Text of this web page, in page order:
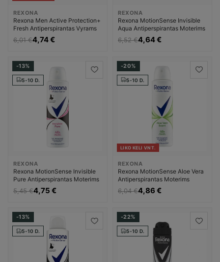
REXONA
Rexona Men Active Protection+
Fresh Antiperspirantas Vyrams
6,01 €4,74 €
REXONA
Rexona MotionSense Invisible
Aqua Antiperspirantas Moterims
6,52 €4,64 €
-13%
5-10 D.
REXONA
Rexona MotionSense Invisible
Pure Antiperspirantas Moterims
5,45 €4,75 €
-20%
5-10 D.
LIKO KELI VNT.
REXONA
Rexona MotionSense Aloe Vera
Antiperspirantas Moterims
6,04 €4,86 €
-13%
5-10 D.
-22%
5-10 D.